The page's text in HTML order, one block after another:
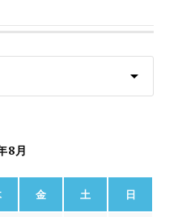
8月
金 土 日